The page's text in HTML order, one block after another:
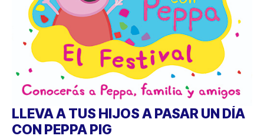
LLEVA A TUS HIJOS A PASAR UN DÍA
CON PEPPA PIG